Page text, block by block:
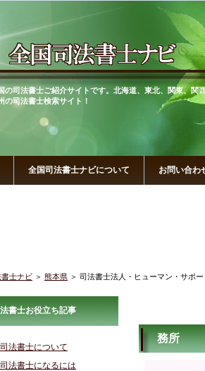
の司法書士ご紹介サイトです。北海道、東北、関東、関
の司法書士検索サイト！
全国司法書士ナビについて お問い合わ
士ナビ ＞ 熊本県 ＞ 司法書士法人・ヒューマン・サポ
務所
書士お役立ち記事
司法書士について
司法書士になるには